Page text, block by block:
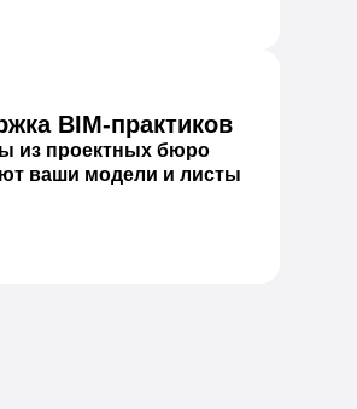
BIM-практиков
из проектных бюро
ваши модели и листы